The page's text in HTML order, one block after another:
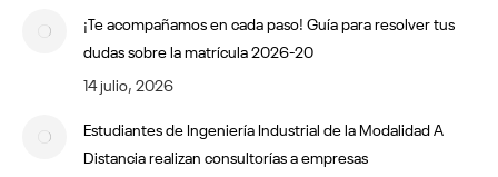
¡Te acompañamos en cada paso! Guía para resolver tus
dudas sobre la matrícula 2026-20
14 julio, 2026
Estudiantes de Ingeniería Industrial de la Modalidad A
Distancia realizan consultorías a empresas